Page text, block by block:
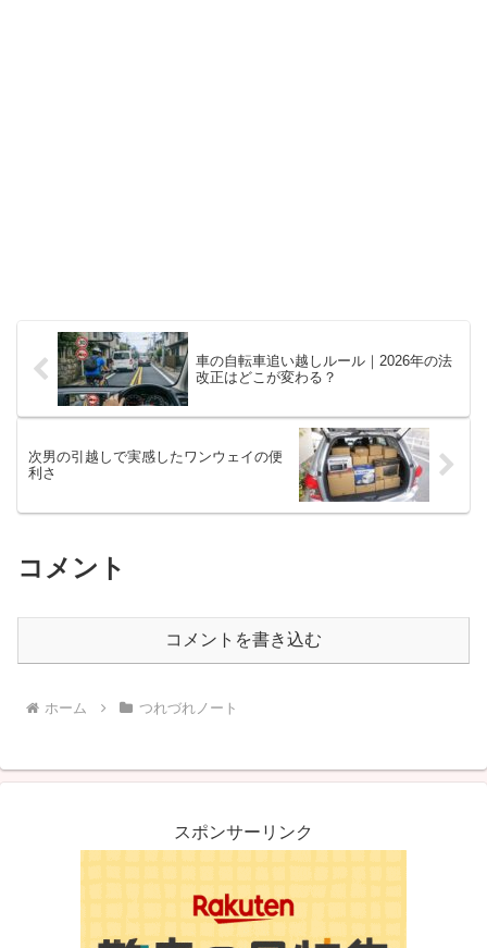
車の自転車追い越しルール｜2026年の法
改正はどこが変わる？
次男の引越しで実感したワンウェイの便
利さ
コメント
コメントを書き込む
ホーム つれづれノート
スポンサーリンク